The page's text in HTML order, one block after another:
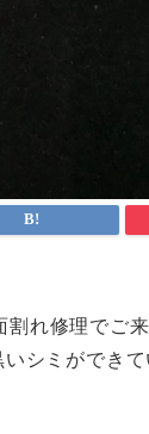
れ修理でご来
シミができ